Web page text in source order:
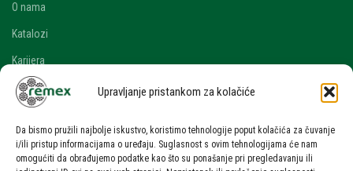
Upravljanje pristankom za kolačiće
Da bismo pružili najbolje iskustvo, koristimo tehnologije poput kolačića za čuvanje
i/ili pristup informacijama o uređaju. Suglasnost s ovim tehnologijama će nam
omogućiti da obrađujemo podatke kao što su ponašanje pri pregledavanju ili
O nama
Katalozi
Karijera
Blog i novosti
RAČUN
Moj račun